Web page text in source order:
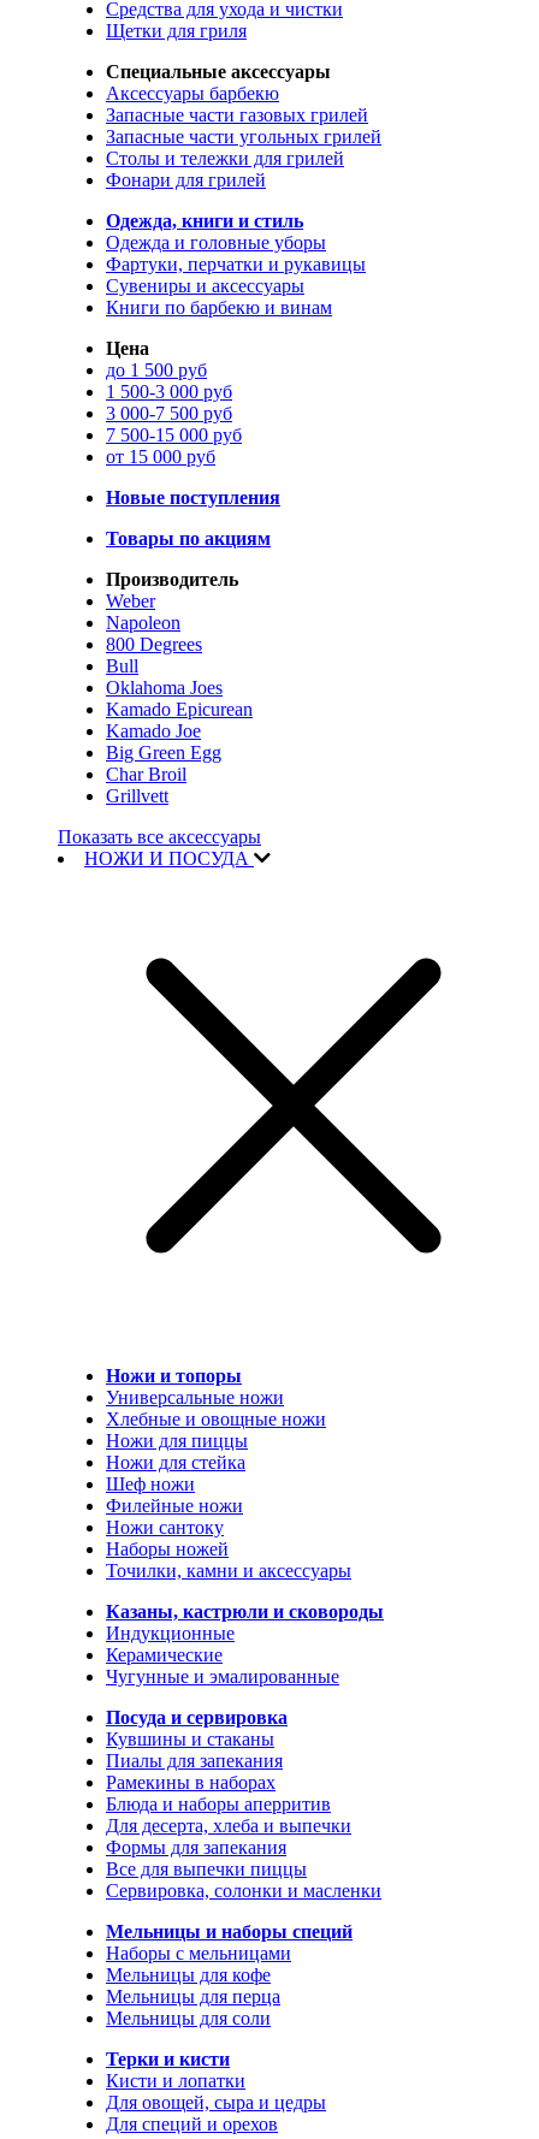
Средства для ухода и чистки
Щетки для гриля
Специальные аксессуары
Аксессуары барбекю
Запасные части газовых грилей
Запасные части угольных грилей
Столы и тележки для грилей
Фонари для грилей
Одежда, книги и стиль
Одежда и головные уборы
Фартуки, перчатки и рукавицы
Сувениры и аксессуары
Книги по барбекю и винам
Цена
до 1 500 руб
1 500-3 000 руб
3 000-7 500 руб
7 500-15 000 руб
от 15 000 руб
Новые поступления
Товары по акциям
Производитель
Weber
Napoleon
800 Degrees
Bull
Oklahoma Joes
Kamado Epicurean
Kamado Joe
Big Green Egg
Char Broil
Grillvett
Показать все аксессуары
НОЖИ И ПОСУДА
Ножи и топоры
Универсальные ножи
Хлебные и овощные ножи
Ножи для пиццы
Ножи для стейка
Шеф ножи
Филейные ножи
Ножи сантоку
Наборы ножей
Точилки, камни и аксессуары
Казаны, кастрюли и сковороды
Индукционные
Керамические
Чугунные и эмалированные
Посуда и сервировка
Кувшины и стаканы
Пиалы для запекания
Рамекины в наборах
Блюда и наборы аперритив
Для десерта, хлеба и выпечки
Формы для запекания
Все для выпечки пиццы
Сервировка, солонки и масленки
Мельницы и наборы специй
Наборы с мельницами
Мельницы для кофе
Мельницы для перца
Мельницы для соли
Терки и кисти
Кисти и лопатки
Для овощей, сыра и цедры
Для специй и орехов